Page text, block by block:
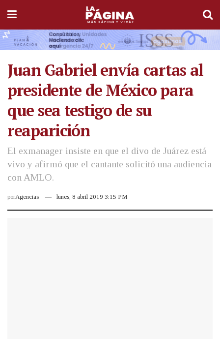
Juan Gabriel envía cartas al
presidente de México para
que sea testigo de su
reaparición
El exmanager insiste en que el divo de Juárez está
vivo y afirmó que el cantante solicitó una audiencia
con AMLO.
porAgencias lunes, 8 abril 2019 3:15 PM